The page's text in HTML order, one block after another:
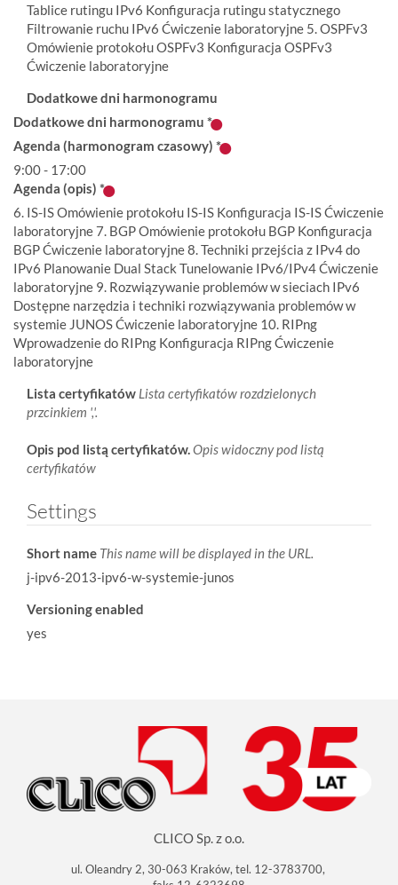
Tablice rutingu IPv6 Konfiguracja rutingu statycznego
Filtrowanie ruchu IPv6 Ćwiczenie laboratoryjne 5. OSPFv3
Omówienie protokołu OSPFv3 Konfiguracja OSPFv3
Ćwiczenie laboratoryjne
Dodatkowe dni harmonogramu
Dodatkowe dni harmonogramu *
Agenda (harmonogram czasowy) *
9:00 - 17:00
Agenda (opis) *
6. IS-IS Omówienie protokołu IS-IS Konfiguracja IS-IS Ćwiczenie
laboratoryjne 7. BGP Omówienie protokołu BGP Konfiguracja
BGP Ćwiczenie laboratoryjne 8. Techniki przejścia z IPv4 do
IPv6 Planowanie Dual Stack Tunelowanie IPv6/IPv4 Ćwiczenie
laboratoryjne 9. Rozwiązywanie problemów w sieciach IPv6
Dostępne narzędzia i techniki rozwiązywania problemów w
systemie JUNOS Ćwiczenie laboratoryjne 10. RIPng
Wprowadzenie do RIPng Konfiguracja RIPng Ćwiczenie
laboratoryjne
Lista certyfikatów Lista certyfikatów rozdzielonych
przcinkiem ','.
Opis pod listą certyfikatów. Opis widoczny pod listą
certyfikatów
Settings
Short name This name will be displayed in the URL.
j-ipv6-2013-ipv6-w-systemie-junos
Versioning enabled
yes
CLICO Sp. z o.o.
ul. Oleandry 2, 30-063 Kraków, tel. 12-3783700,